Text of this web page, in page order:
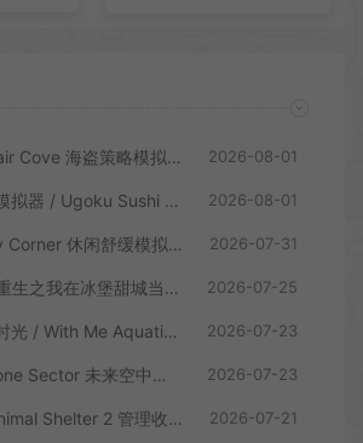
纵横秘湾 / Corsair Cove 海盗策略模拟游戏 2026-08-01
美味回转寿司店模拟器 / Ugoku Sushi Bar 休闲治愈模拟游戏 2026-08-01
绿植小筑 / Leafy Corner 休闲舒缓模拟游戏 2026-07-31
奶茶店模拟器 – 重生之我在冰堡甜城当店长 / Boba Cafe Simulator 模拟经营游戏 2026-07-25
鱼我一起：水愈时光 / With Me Aquatic Time 休闲养鱼游戏 2026-07-23
无人机战区 / Drone Sector 未来空中炮艇游戏 2026-07-23
动物收容所2 / Animal Shelter 2 管理收容模拟游戏 2026-07-21